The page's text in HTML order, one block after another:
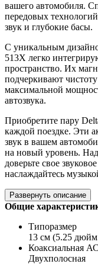
вашего автомобиля.
передовых
звук и глубокие басы.
С уникальным
513X легко
пространство. Их
подчеркивают
максимальной
автозвука.
Приобретите пару
каждой поездке. Эти
звук в вашем
на новый уровень.
доверьте свое
наслаждайтесь
Развернуть описание
Общие
Типоразмер
13 см (5.25
Коаксиальная АС
Двухполосная